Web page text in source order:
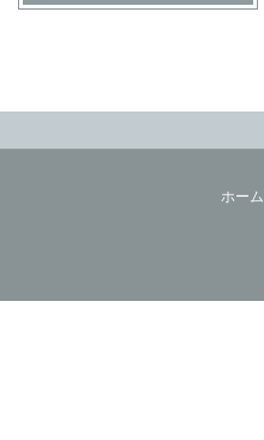
ホーム